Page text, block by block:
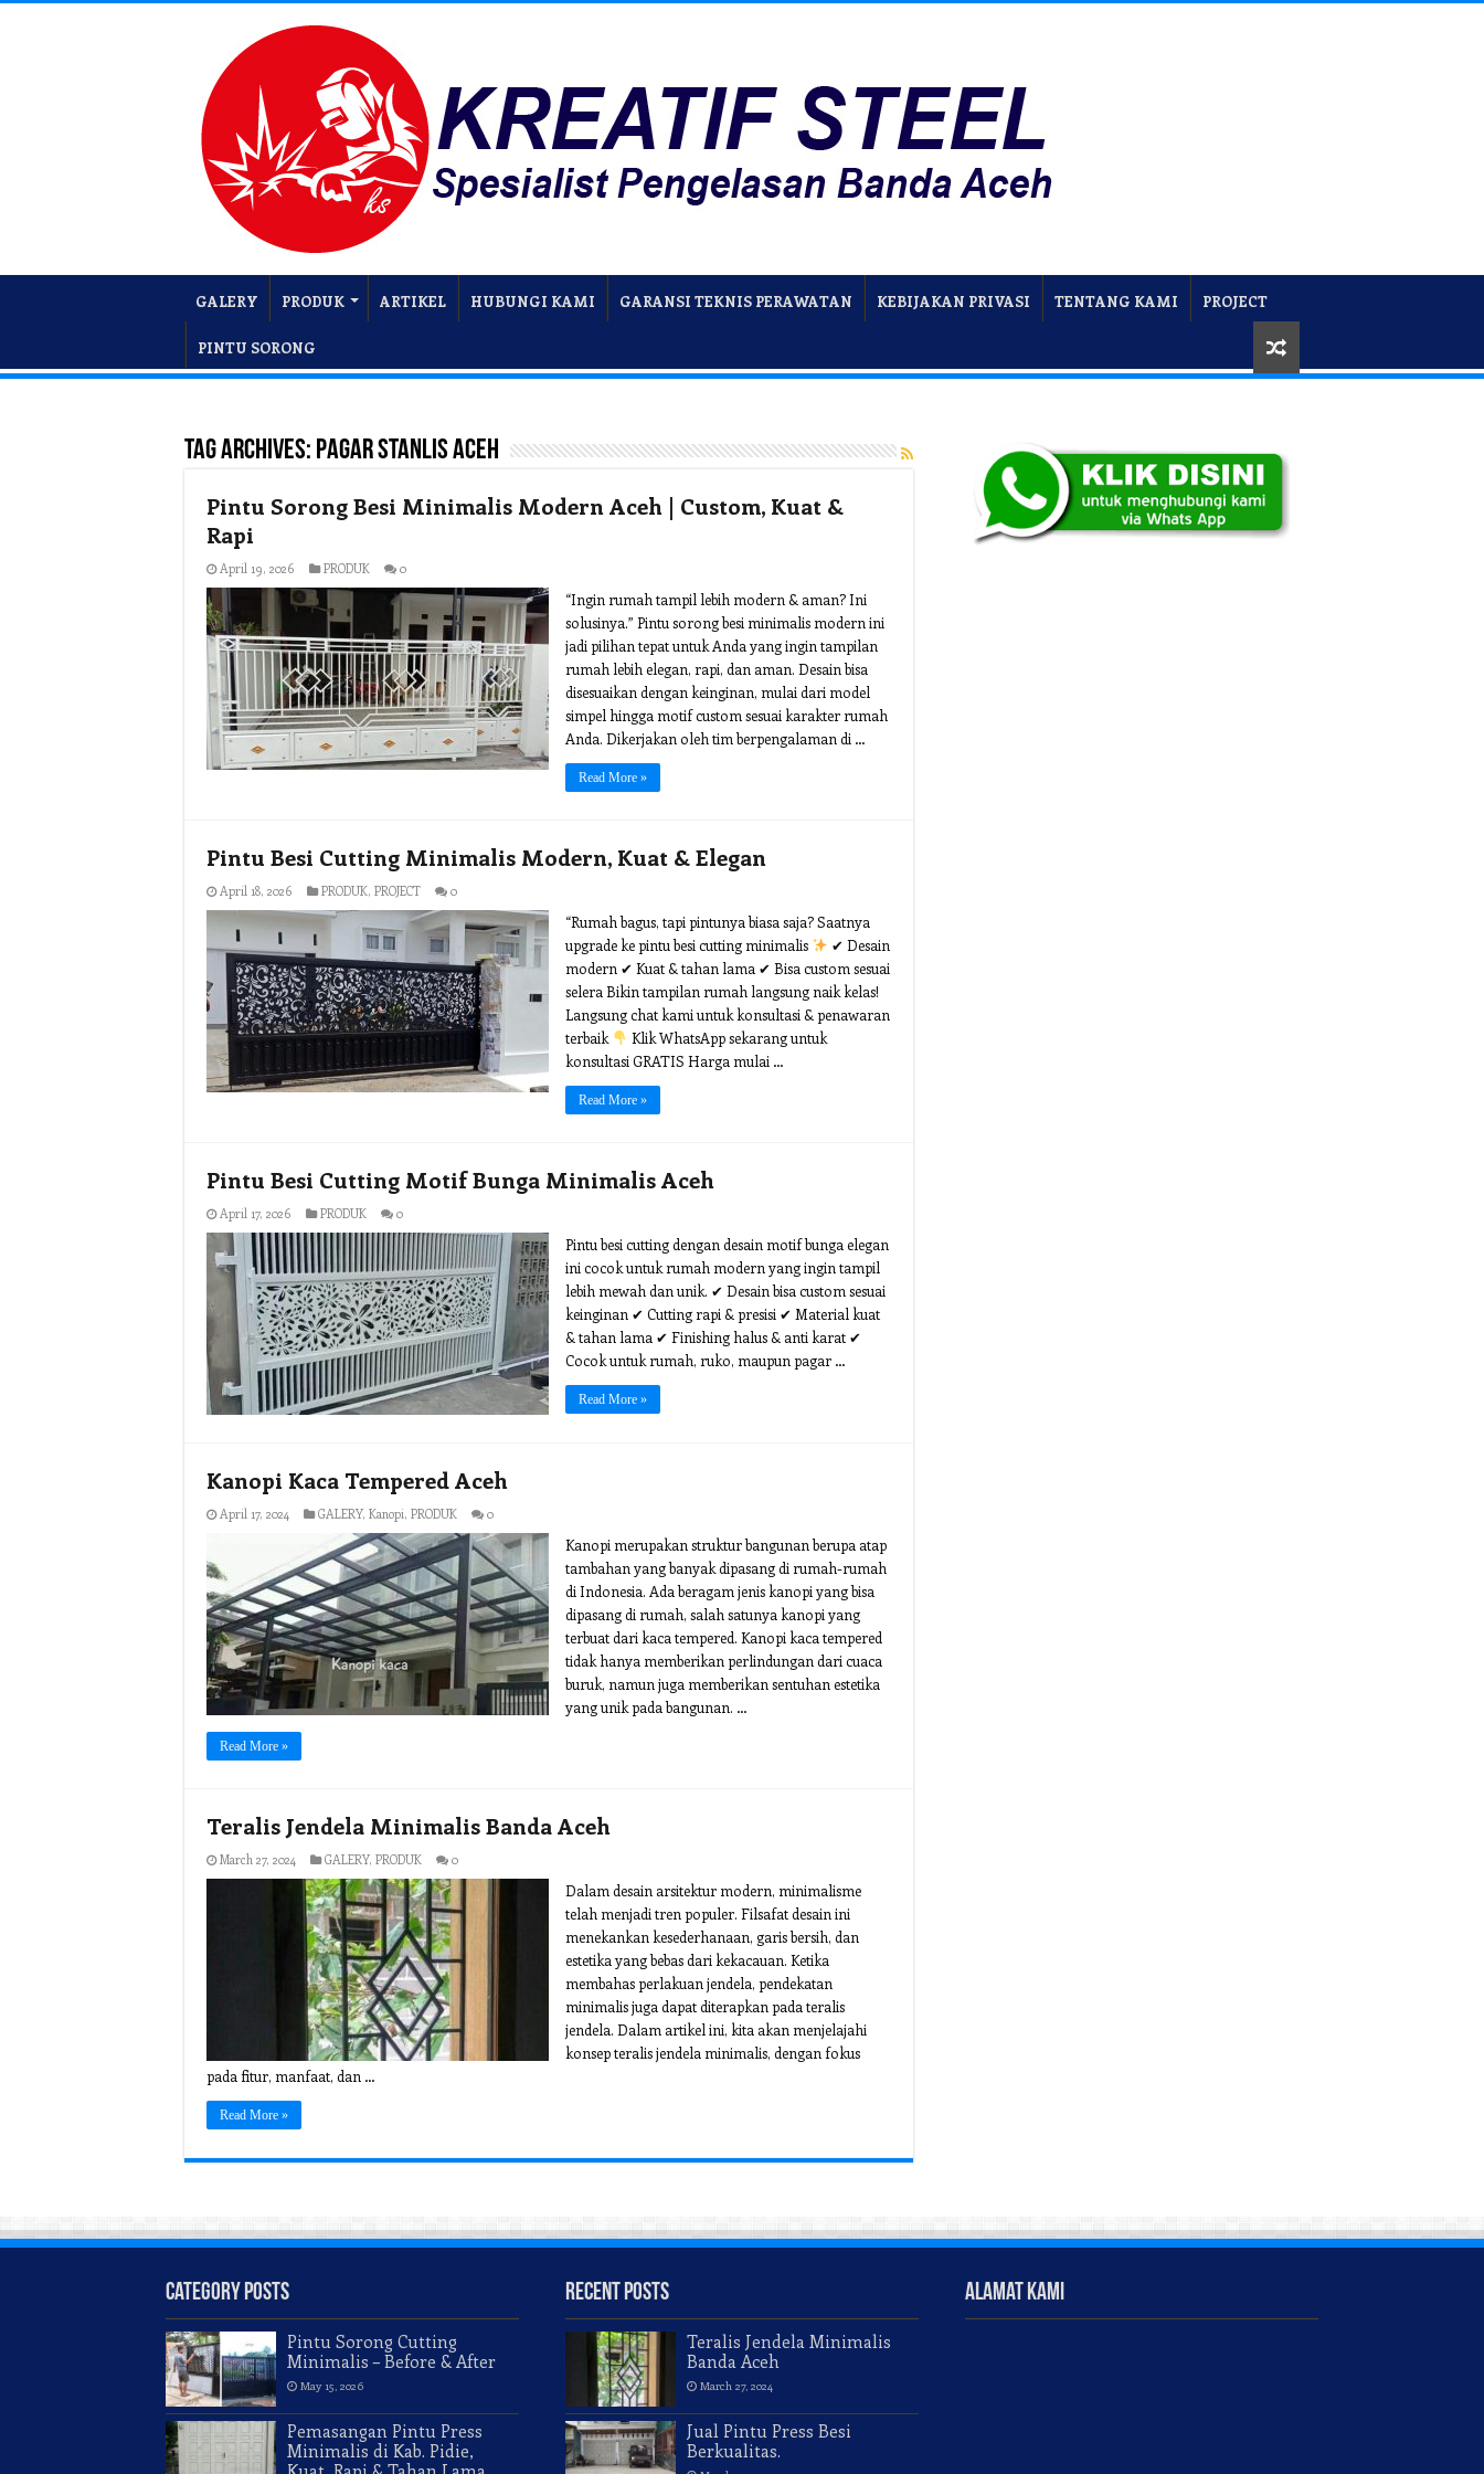
GALERY PRODUK ARTIKEL HUBUNGI KAMI GARANSI TEKNIS PERAWATAN KEBIJAKAN PRIVASI TENTANG KAMI PROJECT
PINTU SORONG
Tag Archives: Pagar Stanlis Aceh
Pintu Sorong Besi Minimalis Modern Aceh | Custom, Kuat &
Rapi
April 19, 2026 PRODUK 0
“Ingin rumah tampil lebih modern & aman? Ini
solusinya.” Pintu sorong besi minimalis modern ini
jadi pilihan tepat untuk Anda yang ingin tampilan
rumah lebih elegan, rapi, dan aman. Desain bisa
disesuaikan dengan keinginan, mulai dari model
simpel hingga motif custom sesuai karakter rumah
Anda. Dikerjakan oleh tim berpengalaman di …
Read More »
Pintu Besi Cutting Minimalis Modern, Kuat & Elegan
April 18, 2026 PRODUK, PROJECT 0
“Rumah bagus, tapi pintunya biasa saja? Saatnya
upgrade ke pintu besi cutting minimalis
✔ Desain
modern ✔ Kuat & tahan lama ✔ Bisa custom sesuai
selera Bikin tampilan rumah langsung naik kelas!
Langsung chat kami untuk konsultasi & penawaran
terbaik
Klik WhatsApp sekarang untuk
konsultasi GRATIS Harga mulai …
Read More »
Pintu Besi Cutting Motif Bunga Minimalis Aceh
April 17, 2026 PRODUK 0
Pintu besi cutting dengan desain motif bunga elegan
ini cocok untuk rumah modern yang ingin tampil
lebih mewah dan unik. ✔ Desain bisa custom sesuai
keinginan ✔ Cutting rapi & presisi ✔ Material kuat
& tahan lama ✔ Finishing halus & anti karat ✔
Cocok untuk rumah, ruko, maupun pagar …
Read More »
Kanopi Kaca Tempered Aceh
April 17, 2024 GALERY, Kanopi, PRODUK 0
Kanopi merupakan struktur bangunan berupa atap
tambahan yang banyak dipasang di rumah-rumah
di Indonesia. Ada beragam jenis kanopi yang bisa
dipasang di rumah, salah satunya kanopi yang
terbuat dari kaca tempered. Kanopi kaca tempered
tidak hanya memberikan perlindungan dari cuaca
buruk, namun juga memberikan sentuhan estetika
yang unik pada bangunan. …
Read More »
Teralis Jendela Minimalis Banda Aceh
March 27, 2024 GALERY, PRODUK 0
Dalam desain arsitektur modern, minimalisme
telah menjadi tren populer. Filsafat desain ini
menekankan kesederhanaan, garis bersih, dan
estetika yang bebas dari kekacauan. Ketika
membahas perlakuan jendela, pendekatan
minimalis juga dapat diterapkan pada teralis
jendela. Dalam artikel ini, kita akan menjelajahi
konsep teralis jendela minimalis, dengan fokus
pada fitur, manfaat, dan …
Read More »
Category Posts
Pintu Sorong Cutting
Minimalis – Before & After
May 15, 2026
Pemasangan Pintu Press
Minimalis di Kab. Pidie,
Recent Posts
Teralis Jendela Minimalis
Banda Aceh
March 27, 2024
Jual Pintu Press Besi
Berkualitas.
Alamat Kami